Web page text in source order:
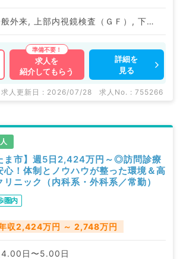
一般外来, 上部内視鏡検査（ＧＦ）, 下部内視鏡検査（ＣＦ）, 一般健診・人間ドック
求人を
紹介してもらう
詳細を
見る
求人更新日 : 2026/07/28 求人No. : 755266
ま市】週5日2,424万円～◎訪問診療
心！体制とノウハウが整った環境＆高
ニック（内科系・外科系／常勤）
圏内
収2,424万円 ～ 2,748万円
4.00日〜5.00日